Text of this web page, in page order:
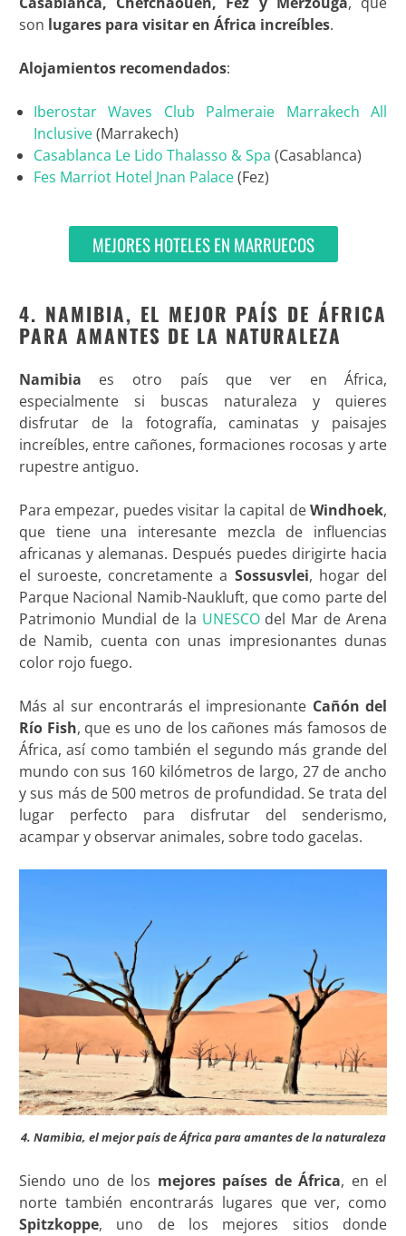
son lugares para visitar en África increíbles.
Alojamientos recomendados:
Iberostar Waves Club Palmeraie Marrakech All
Inclusive(Marrakech)
Casablanca Le Lido Thalasso & Spa (Casablanca)
Fes Marriot Hotel Jnan Palace(Fez)
MEJORES HOTELES EN MARRUECOS
4. NAMIBIA, EL MEJOR PAÍS DE ÁFRICA
PARA AMANTES DE LA NATURALEZA
Namibia es otro país que ver en África,
especialmente si buscas naturaleza y quieres
disfrutar de la fotografía, caminatas y paisajes
increíbles, entre cañones, formaciones rocosas y arte
rupestre antiguo.
Para empezar, puedes visitar la capital deWindhoek,
que tiene una interesante mezcla de influencias
africanas y alemanas. Después puedes dirigirte hacia
el suroeste, concretamente a Sossusvlei, hogar del
Parque Nacional Namib-Naukluft, que como parte del
Patrimonio Mundial de la UNESCOdel Mar de Arena
de Namib, cuenta con unas impresionantes dunas
color rojo fuego.
Más al sur encontrarás el impresionante Cañón del
Río Fish, que es uno de los cañones más famosos de
África, así como también el segundo más grande del
mundo con sus 160 kilómetros de largo, 27 de ancho
y sus más de 500 metros de profundidad. Se trata del
lugar perfecto para disfrutar del senderismo,
acampar y observar animales, sobre todo gacelas.
4. Namibia, el mejor país de África para amantes de la naturaleza
Siendo uno de los mejores países de África, en el
norte también encontrarás lugares que ver, como
Spitzkoppe, uno de los mejores sitios donde